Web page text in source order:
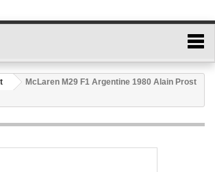
McLaren M29 F1 Argentine 1980 Alain Prost